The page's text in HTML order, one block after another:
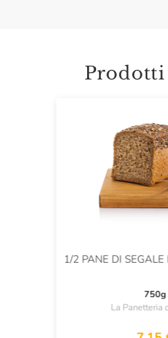
1/2 PANE DI
750g
La Panetteria